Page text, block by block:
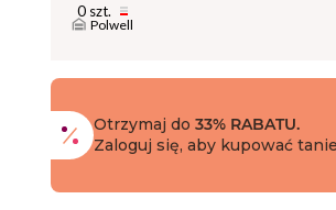
0 szt.
Polwell
Otrzymaj do 33% RABATU.
Zaloguj się, aby kupować